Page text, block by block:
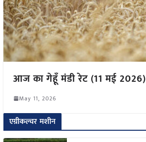
आज का गेहूँ मंडी रेट (11 मई 2026)
May 11, 2026
एग्रीकल्चर मशीन